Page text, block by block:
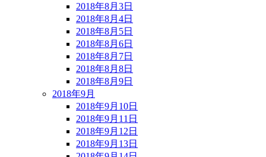
2018年8月3日
2018年8月4日
2018年8月5日
2018年8月6日
2018年8月7日
2018年8月8日
2018年8月9日
2018年9月
2018年9月10日
2018年9月11日
2018年9月12日
2018年9月13日